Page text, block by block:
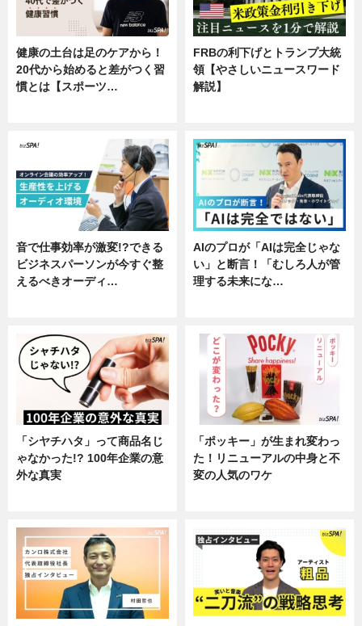
健康の土台は足のケアから！
20代から始めると差がつく習
慣とは【スポーツ…
FRBの利下げとトランプ大統
領【やさしいニュースワード
解説】
音で仕事効率が激変!?できる
ビジネスパーソンが今すぐ整
えるべきオーディ…
AIのプロが「AIは完全じゃな
い」と断言！「むしろ人が管
理する未来にな…
「シヤチハタ」って商品名じ
ゃなかった!? 100年企業の意
外な真実
「ポッキー」が生まれ変わっ
た！リニューアルの中身と不
変の人気のワケ